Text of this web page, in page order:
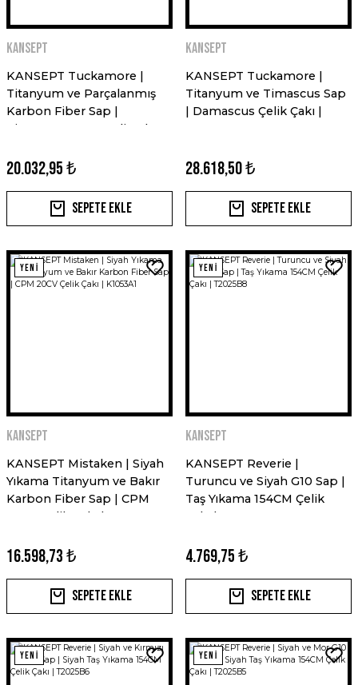
Kansept
KANSEPT Tuckamore |
Titanyum ve Parçalanmış
Karbon Fiber Sap |
Timascus Kemer Klips |
K1052A5
20.032,95 ₺
Sepete Ekle
Kansept
KANSEPT Tuckamore |
Titanyum ve Timascus Sap
| Damascus Çelik Çakı |
28.618,50 ₺
Sepete Ekle
YENİ
Kansept
KANSEPT Mistaken | Siyah
Yıkama Titanyum ve Bakır
Karbon Fiber Sap | CPM
20CV Çelik Çakı | K1053A1
16.598,73 ₺
Sepete Ekle
YENİ
Kansept
KANSEPT Reverie |
Turuncu ve Siyah G10 Sap |
Taş Yıkama 154CM Çelik
Çakı | T2025B8
4.769,75 ₺
Sepete Ekle
YENİ YENİ